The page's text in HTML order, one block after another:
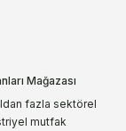
Mağazası
fazla sektörel
mutfak